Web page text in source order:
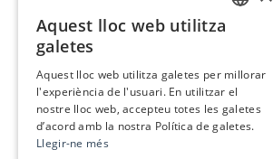
Aquest lloc web utilitza
galetes
Aquest lloc web utilitza galetes per millorar
l'experiència de l'usuari. En utilitzar el
nostre lloc web, accepteu totes les galetes
d’acord amb la nostra Política de galetes.
Llegir-ne més